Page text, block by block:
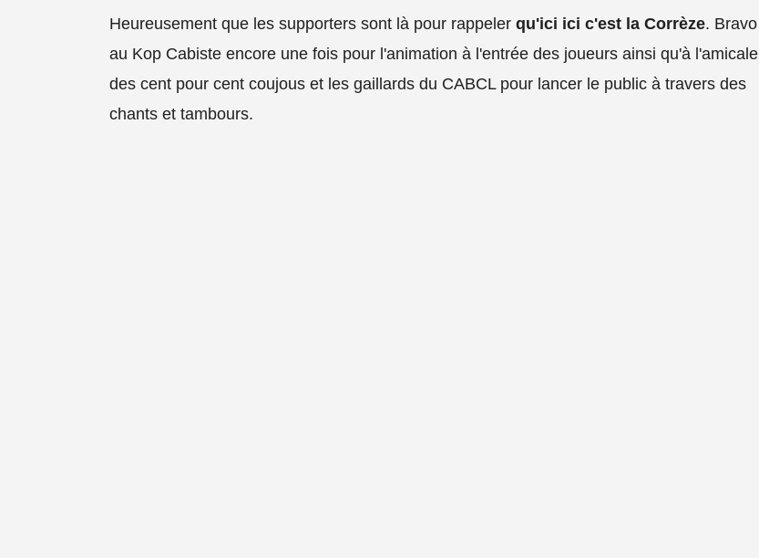
Heureusement que les supporters sont là pour rappeler qu'ici ici c'est la Corrèze. Bravo
au Kop Cabiste encore une fois pour l'animation à l'entrée des joueurs ainsi qu'à l'amicale
des cent pour cent coujous et les gaillards du CABCL pour lancer le public à travers des
chants et tambours.